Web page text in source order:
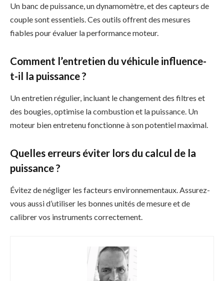
Un banc de puissance, un dynamomètre, et des capteurs de
couple sont essentiels. Ces outils offrent des mesures
fiables pour évaluer la performance moteur.
Comment l’entretien du véhicule influence-
t-il la puissance ?
Un entretien régulier, incluant le changement des filtres et
des bougies, optimise la combustion et la puissance. Un
moteur bien entretenu fonctionne à son potentiel maximal.
Quelles erreurs éviter lors du calcul de la
puissance ?
Évitez de négliger les facteurs environnementaux. Assurez-
vous aussi d’utiliser les bonnes unités de mesure et de
calibrer vos instruments correctement.